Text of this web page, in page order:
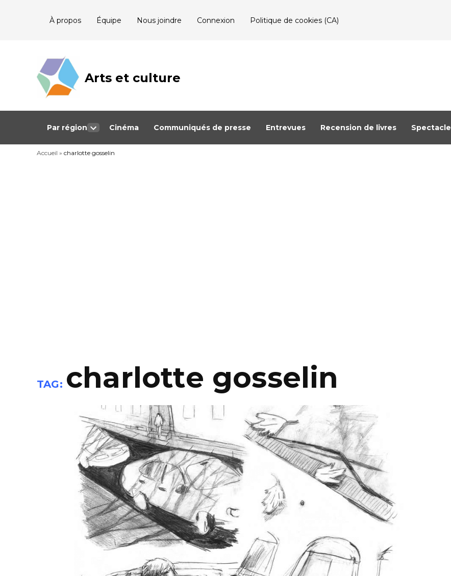
À propos Équipe Nous joindre Connexion Politique de cookies (CA)
Arts et culture
Journalisme
Québec
Par région
dropdown
menu
Cinéma Communiqués de presse Entrevues Recension de livres Spectacle
Accueil » charlotte gosselin
TAG: charlotte gosselin